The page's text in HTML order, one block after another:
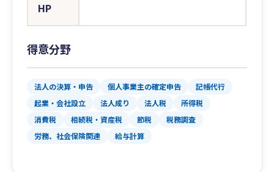
HP
得意分野
法人の決算・申告 個人事業主の確定申告
記帳代行
起業・会社設立
法人成り 法人税
所得税
消費税
相続税・資産税 節税
税務調査
労務、社会保険関連
給与計算